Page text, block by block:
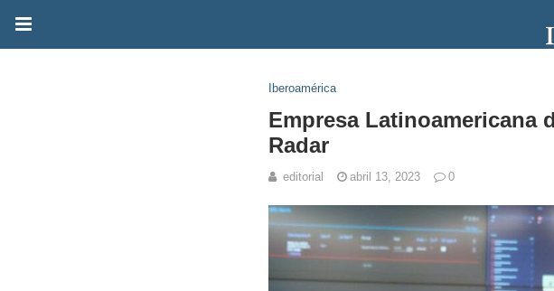
Iberoamérica
Empresa Latinoamericana
Radar
editorial abril 13, 2023 0